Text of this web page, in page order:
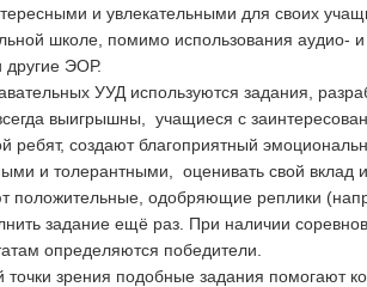
и увлекательными для своих
школе, помимо использования
другие ЭОР.
УУД используются задания,
выигрышны, учащиеся с
ребят, создают благоприятный
и толерантными, оценивать свой вклад
положительные, одобряющие реплики
задание ещё раз. При наличии
определяются победители.
точки зрения подобные задания помогают